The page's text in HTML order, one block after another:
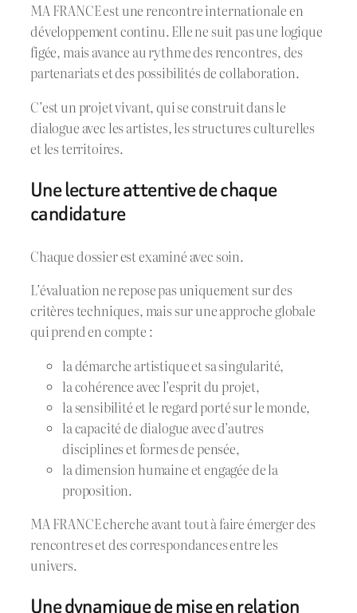
MA FRANCE est une rencontre internationale en
développement continu. Elle ne suit pas une logique
figée, mais avance au rythme des rencontres, des
partenariats et des possibilités de collaboration.
C’est un projet vivant, qui se construit dans le
dialogue avec les artistes, les structures culturelles
et les territoires.
Une lecture attentive de chaque
candidature
Chaque dossier est examiné avec soin.
L’évaluation ne repose pas uniquement sur des
critères techniques, mais sur une approche globale
qui prend en compte :
la démarche artistique et sa singularité,
la cohérence avec l’esprit du projet,
la sensibilité et le regard porté sur le monde,
la capacité de dialogue avec d’autres
disciplines et formes de pensée,
la dimension humaine et engagée de la
proposition.
MA FRANCE cherche avant tout à faire émerger des
rencontres et des correspondances entre les
univers.
Une dynamique de mise en relation